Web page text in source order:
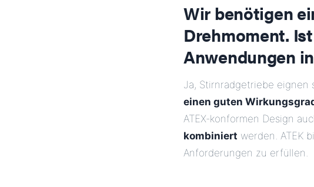
Wir benötigen
Drehmoment.
Anwendungen
Ja, Stirnradgetriebe eignen
einen guten
ATEX-konformen Design
kombiniert werden. ATEK
Anforderungen zu erfüllen.